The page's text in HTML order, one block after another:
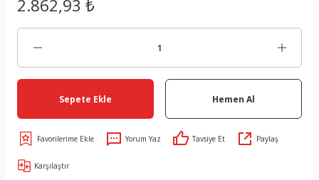
2.862,93 ₺
Sepete Ekle Hemen Al
Yorum Yaz Tavsiye Et Paylaş
Karşılaştır